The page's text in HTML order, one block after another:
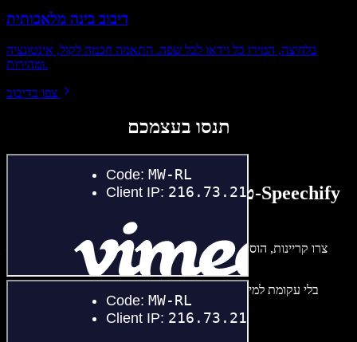
דיבוב בינה מלאכותית
בלחיצה, המירו כל וידאו לכל שפה. התאמה חכמה לקול, אינטונציה
ומהירות.
צפו בדיבוב
תנסו בעצמכם
טעימה קטנה ממה שתוכלו ליצור ב-Speechify
צרו קריינות, הוסיפו תמונות ללא זכויות, אודיו, סרטונים ושיבוט קול –
בלי עקומת למידה – הכול זמין בדפדפן. יוצרי תוכן כבר לא מוגבלים,
ויכולים להחיות כל רעיון.